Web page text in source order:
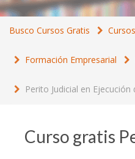
Busco Cursos Gratis
Formación Empresarial
Perito Judicial en
Curso gratis